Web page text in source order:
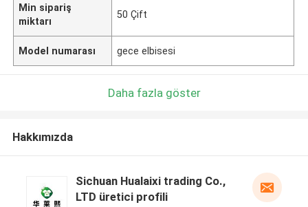
Min sipariş
miktarı
50 Çift
Model numarası gece elbisesi
Daha fazla göster
Hakkımızda
Sichuan Hualaixi trading Co.,
LTD üretici profili